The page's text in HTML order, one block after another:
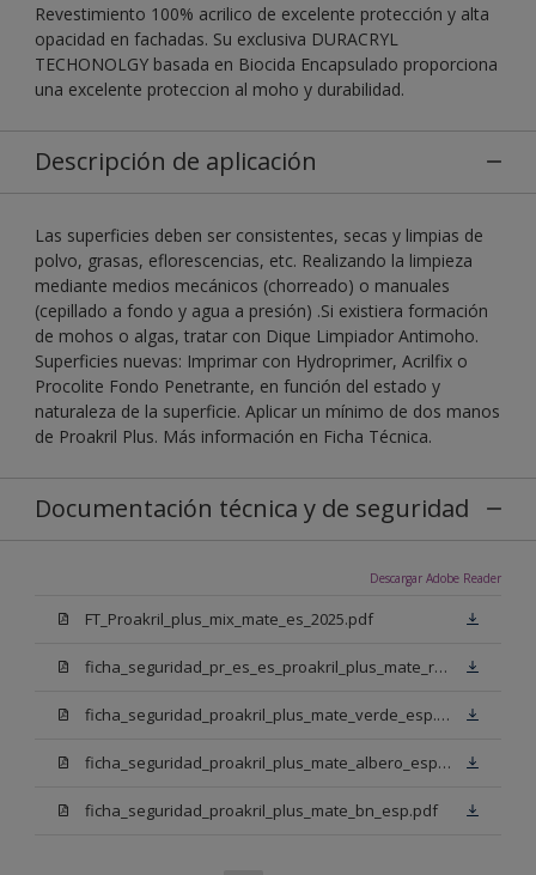
Revestimiento 100% acrilico de excelente protección y alta
opacidad en fachadas. Su exclusiva DURACRYL
TECHONOLGY basada en Biocida Encapsulado proporciona
una excelente proteccion al moho y durabilidad.
Descripción de aplicación
Las superficies deben ser consistentes, secas y limpias de
polvo, grasas, eflorescencias, etc. Realizando la limpieza
mediante medios mecánicos (chorreado) o manuales
(cepillado a fondo y agua a presión) .Si existiera formación
de mohos o algas, tratar con Dique Limpiador Antimoho.
Superficies nuevas: Imprimar con Hydroprimer, Acrilfix o
Procolite Fondo Penetrante, en función del estado y
naturaleza de la superficie. Aplicar un mínimo de dos manos
de Proakril Plus. Más información en Ficha Técnica.
Documentación técnica y de seguridad
Descargar Adobe Reader
FT_Proakril_plus_mix_mate_es_2025.pdf
ficha_seguridad_pr_es_es_proakril_plus_mate_rojo_ingles.pdf
ficha_seguridad_proakril_plus_mate_verde_esp.pdf
ficha_seguridad_proakril_plus_mate_albero_esp.pdf
ficha_seguridad_proakril_plus_mate_bn_esp.pdf